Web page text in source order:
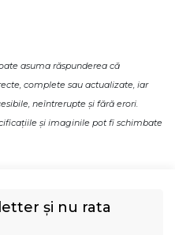
asuma răspunderea că
complete sau actualizate, iar
neîntrerupte și fără erori.
și imaginile pot fi schimbate
și nu rata